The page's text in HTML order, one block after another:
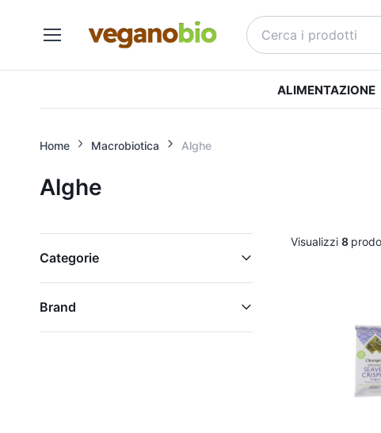
ALIMENTAZIONE
Home Macrobiotica Alghe
Alghe
Categorie
Brand
Visualizzi 8